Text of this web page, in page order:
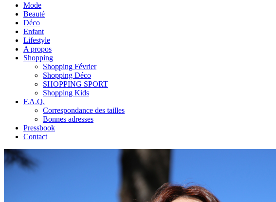
Mode
Beauté
Déco
Enfant
Lifestyle
A propos
Shopping
Shopping Février
Shopping Déco
SHOPPING SPORT
Shopping Kids
F.A.Q.
Correspondance des tailles
Bonnes adresses
Pressbook
Contact